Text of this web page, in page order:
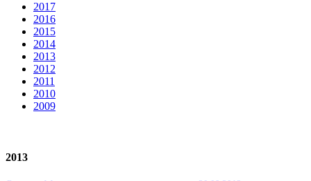
2017
2016
2015
2014
2013
2012
2011
2010
2009
2013